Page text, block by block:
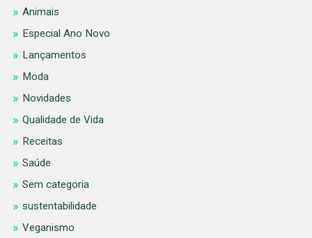
Animais
Especial Ano Novo
Lançamentos
Moda
Novidades
Qualidade de Vida
Receitas
Saúde
Sem categoria
sustentabilidade
Veganismo